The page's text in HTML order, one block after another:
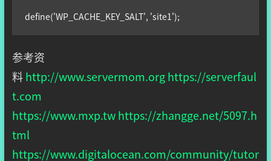
define('WP_CACHE_KEY_SALT', 'site1');
参考资
料http://www.servermom.org https://serverfaul
t.com
https://www.mxp.tw https://zhangge.net/5097.h
tml
https://www.digitalocean.com/community/tutor